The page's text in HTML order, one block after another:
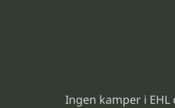
Ingen kamper i EHL